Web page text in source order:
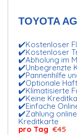
TOYOTA
✔️Kostenloser
✔️Kostenloser
✔️Abholung im
✔️Unbegrenzte
✔️Pannenhilfe
✔️Optionale
✔️Klimatisierte
✔️Keine
✔️Einfache
✔️Zahlung
Kreditkarte
pro Tag €45